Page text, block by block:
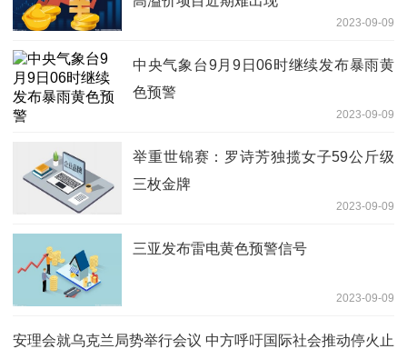
2023-09-09
中央气象台9月9日06时继续发布暴雨黄
色预警
2023-09-09
举重世锦赛：罗诗芳独揽女子59公斤级
三枚金牌
2023-09-09
三亚发布雷电黄色预警信号
2023-09-09
安理会就乌克兰局势举行会议 中方呼吁国际社会推动停火止